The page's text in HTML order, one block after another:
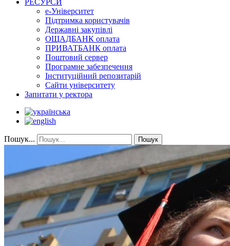
е-Університет
Підтримка користувачів
Державні закупівлі
ОЩАДБАНК оплата
ПРИВАТБАНК оплата
Поштовий сервер
Програмне забезпечення
Інституційний репозитарій
Сайти університету
Запитати у ректора
Пошук... Пошук